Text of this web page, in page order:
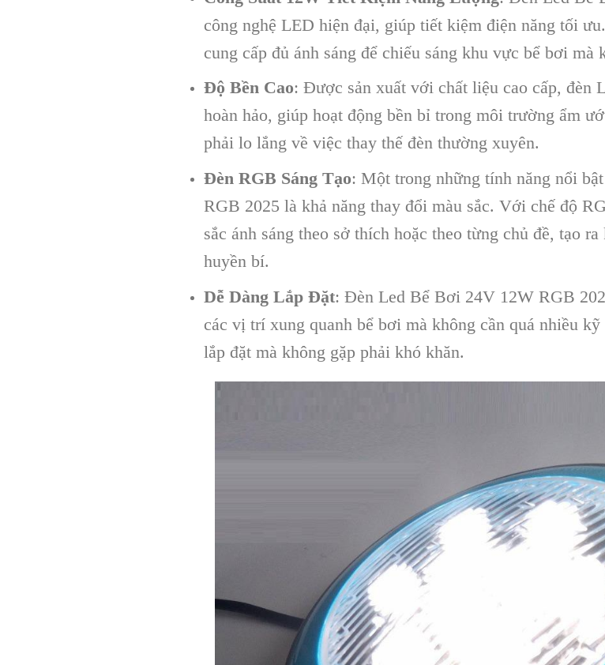
công nghệ LED hiện đại, giúp tiết kiệm điện năng tối
cung cấp đủ ánh sáng để chiếu sáng khu vực bể bơi
Độ Bền Cao: Được sản xuất với chất liệu cao cấp, đèn
hoàn hảo, giúp hoạt động bền bỉ trong môi trường ẩm
phải lo lắng về việc thay thế đèn thường xuyên.
Đèn RGB Sáng Tạo: Một trong những tính năng nổi
RGB 2025 là khả năng thay đổi màu sắc. Với chế độ
sắc ánh sáng theo sở thích hoặc theo từng chủ đề, tạo
huyền bí.
Dễ Dàng Lắp Đặt: Đèn Led Bể Bơi 24V 12W RGB
các vị trí xung quanh bể bơi mà không cần quá nhiều
lắp đặt mà không gặp phải khó khăn.